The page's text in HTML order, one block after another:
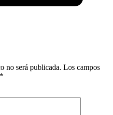
no será publicada. Los campos
*